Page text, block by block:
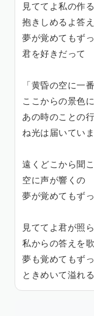
見ててよ私の作
抱きしめるよ答
夢が覚めてもず
君を好きだって
「黄昏の空に一
ここからの景色
あの時のことの
ね光は届いていま
遠くどこから聞
空に声が響くの
夢が覚めてもず
見ててよ君が照
私からの答えを
夢も覚めてもず
ときめいて溢れ